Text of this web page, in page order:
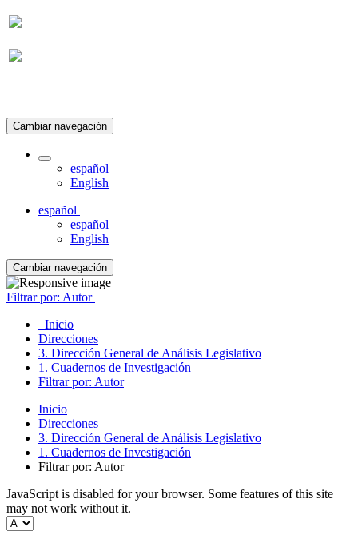
Cambiar navegación
español
English
español
español
English
Cambiar navegación
Filtrar por: Autor
Inicio
Direcciones
3. Dirección General de Análisis Legislativo
1. Cuadernos de Investigación
Filtrar por: Autor
Inicio
Direcciones
3. Dirección General de Análisis Legislativo
1. Cuadernos de Investigación
Filtrar por: Autor
JavaScript is disabled for your browser. Some features of this site
may not work without it.